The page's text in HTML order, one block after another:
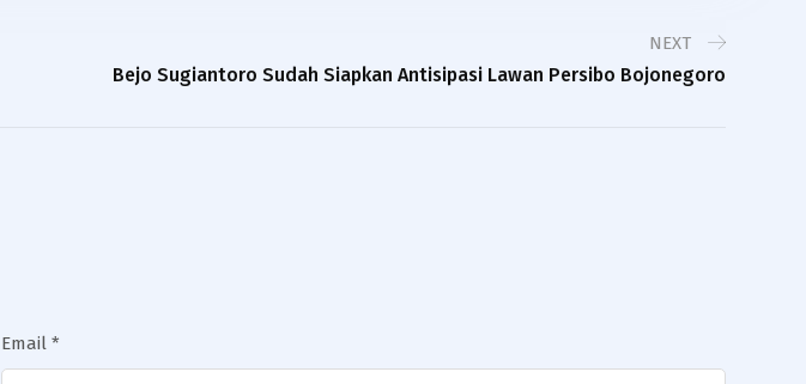
NEXT
Bejo Sugiantoro Sudah Siapkan Antisipasi Lawan Persibo Bojonegoro
Email *